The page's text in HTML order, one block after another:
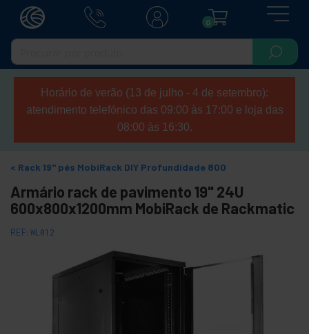
0
Horário de verão (13 de julho - 4 de setembro):
atendimento telefónico das 09:00 às 17:00 e loja das
08:00 às 16:30.
Rack 19" pés MobiRack DIY Profundidade 800
Armário rack de pavimento 19" 24U
600x800x1200mm MobiRack de Rackmatic
REF: WL012